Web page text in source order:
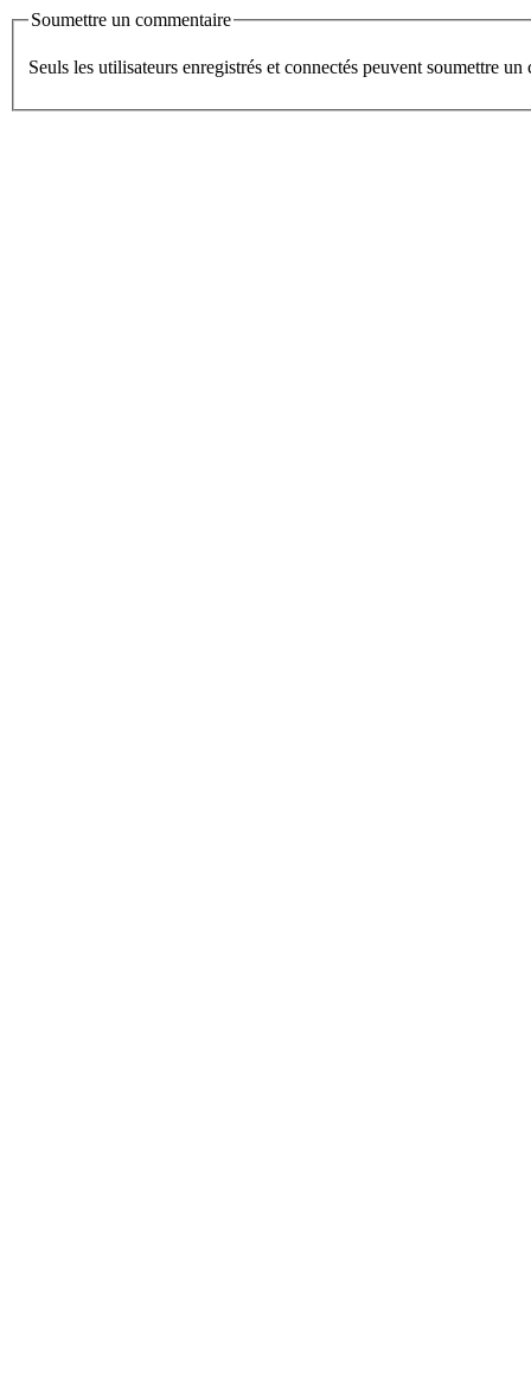
Soumettre un commentaire
Seuls les utilisateurs enregistrés et connectés peuvent soumettre un